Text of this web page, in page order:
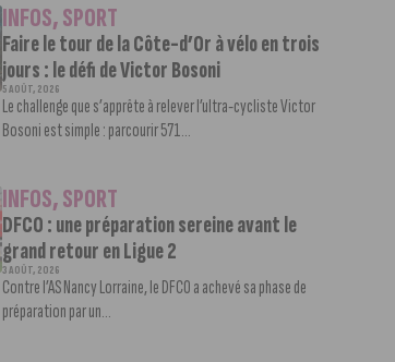
INFOS,SPORT
Faire le tour de la Côte-d’Or à vélo en trois
jours : le défi de Victor Bosoni
5 AOÛT, 2026
Le challenge que s’apprête à relever l’ultra-cycliste Victor
Bosoni est simple : parcourir 571...
INFOS,SPORT
DFCO : une préparation sereine avant le
grand retour en Ligue 2
3 AOÛT, 2026
Contre l’AS Nancy Lorraine, le DFCO a achevé sa phase de
préparation par un...